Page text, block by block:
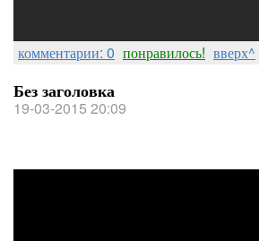
комментарии: 0 понравилось! вверх^
Без заголовка
19-03-2015 20:09